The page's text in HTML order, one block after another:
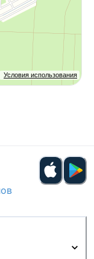
Условия использования